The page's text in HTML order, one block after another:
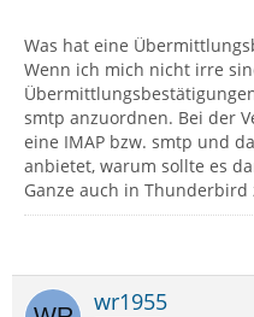
Was hat eine
Wenn ich mich nicht irre
smtp anzuordnen. Bei der
eine IMAP bzw. smtp und
anbietet, warum sollte es
Ganze auch in Thunderbird
wr1955